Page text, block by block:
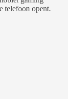
telefoon opent.